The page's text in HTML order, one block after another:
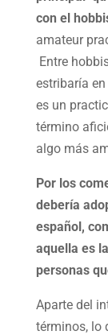
con el
amateur
Entre
estribaría
es un
término
algo más
Por los
debería
español,
aquella es
personas
Aparte del
términos, lo